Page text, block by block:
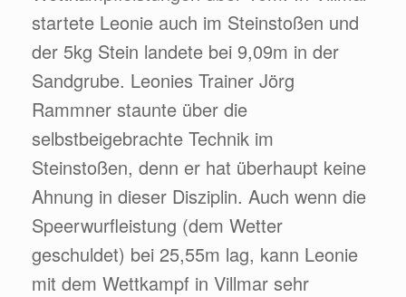
startete Leonie auch im Steinstoßen und
der 5kg Stein landete bei 9,09m in der
Sandgrube. Leonies Trainer Jörg
Rammner staunte über die
selbstbeigebrachte Technik im
Steinstoßen, denn er hat überhaupt keine
Ahnung in dieser Disziplin. Auch wenn die
Speerwurfleistung (dem Wetter
geschuldet) bei 25,55m lag, kann Leonie
mit dem Wettkampf in Villmar sehr